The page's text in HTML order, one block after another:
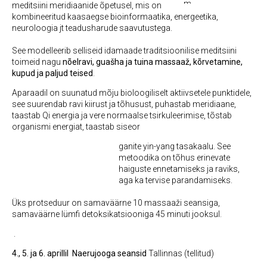
meditsiini meridiaanide õpetusel, mis on
kombineeritud kaasaegse bioinformaatika, energeetika,
neuroloogia jt teadusharude saavutustega.
See modelleerib selliseid idamaade traditsioonilise meditsiini
toimeid nagu nõelravi, guašha ja tuina massaaž, kõrvetamine,
kupud ja paljud teised
Aparaadil on suunatud mõju bioloogiliselt aktiivsetele punktidele,
see suurendab ravi kiirust ja tõhusust, puhastab meridiaane,
taastab Qi energia ja vere normaalse tsirkuleerimise, tõstab
organismi energiat, taastab siseor
ganite yin-yang tasakaalu. See
metoodika on tõhus erinevate
haiguste ennetamiseks ja raviks,
aga ka tervise parandamiseks.
Üks protseduur on samaväärne 10 massaaži seansiga,
samaväärne lümfi detoksikatsiooniga 45 minuti jooksul.
4., 5. ja 6. aprillil Naerujooga seansid Tallinnas (tellitud)